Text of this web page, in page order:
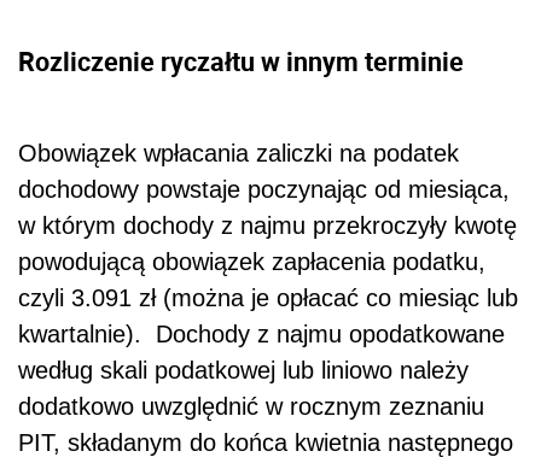
Rozliczenie ryczałtu w innym terminie
Obowiązek wpłacania zaliczki na podatek
dochodowy powstaje poczynając od miesiąca,
w którym dochody z najmu przekroczyły kwotę
powodującą obowiązek zapłacenia podatku,
czyli 3.091 zł (można je opłacać co miesiąc lub
kwartalnie). Dochody z najmu opodatkowane
według skali podatkowej lub liniowo należy
dodatkowo uwzględnić w rocznym zeznaniu
PIT, składanym do końca kwietnia następnego